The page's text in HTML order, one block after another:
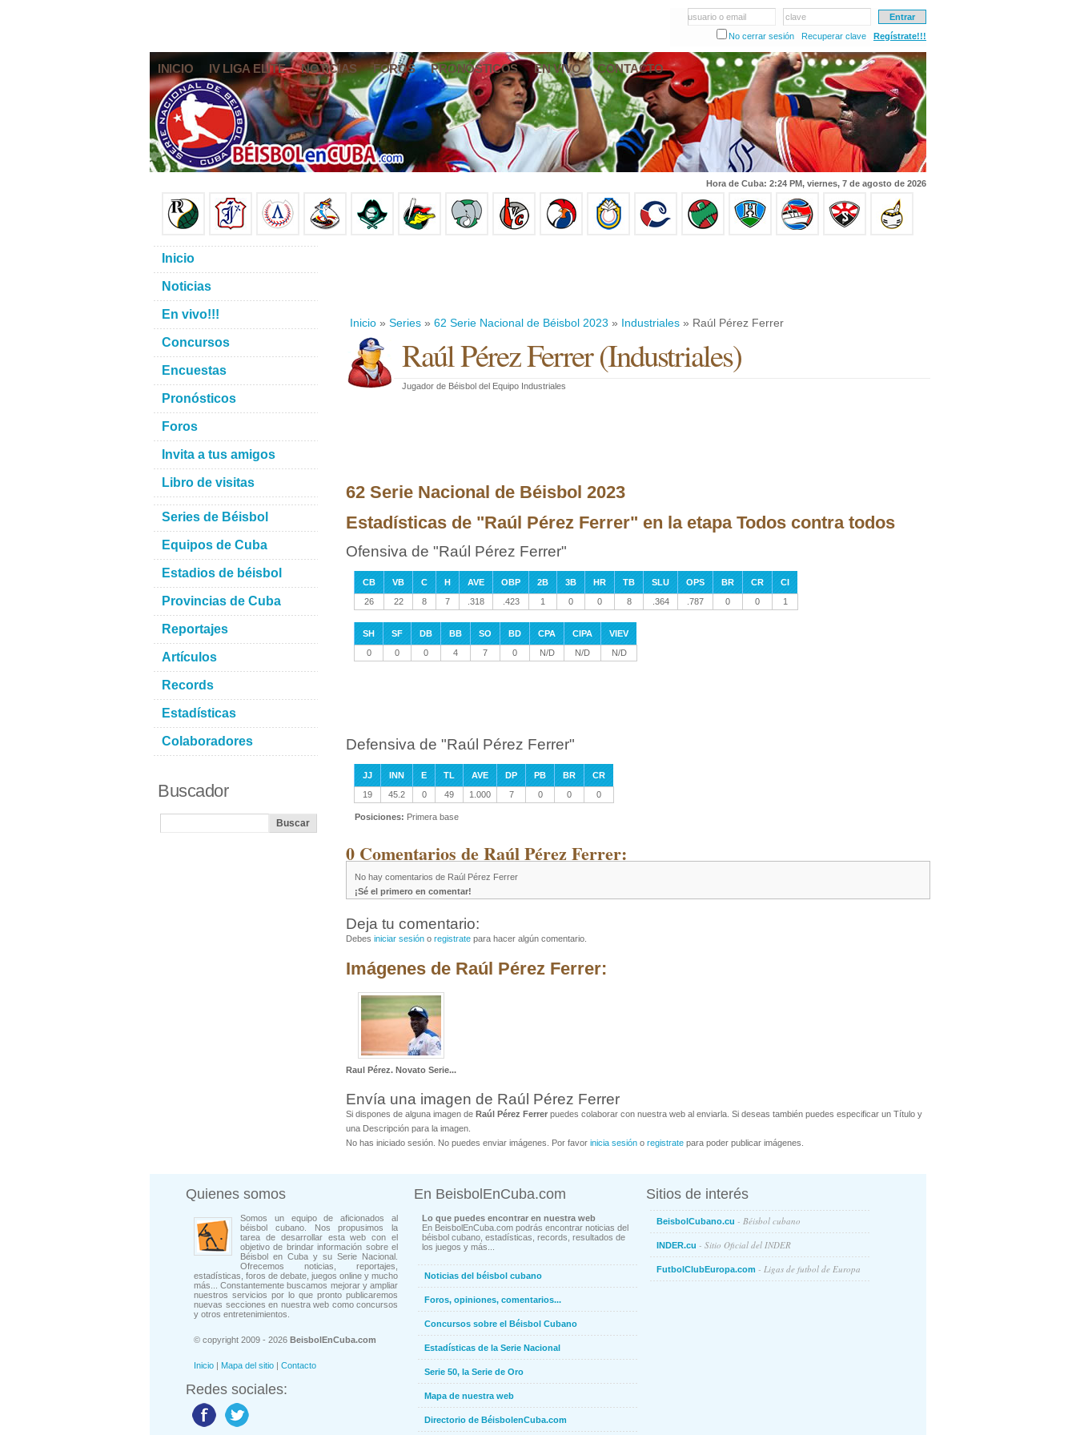
usuario o email
clave
No cerrar sesión
Recuperar clave Regístrate!!!
INICIO IV LIGA ELITE NOTICIAS FOROS PRONÓSTICOS EN VIVO CONTACTO
Hora de Cuba: 2:24 PM, viernes, 7 de agosto de 2026
Inicio » Series » 62 Serie Nacional de Béisbol 2023 » Industriales » Raúl Pérez Ferrer
Raúl Pérez Ferrer(Industriales)
Jugador de Béisbol del Equipo Industriales
62 Serie Nacional de Béisbol 2023
Estadísticas de "Raúl Pérez Ferrer" en la etapa Todos contra todos
Ofensiva de "Raúl Pérez Ferrer"
CB VB C H AVE OBP 2B 3B HR TB SLU OPS BR CR
CI
26
22 8 7 .318 .423 1 0 0 8 .364 .787 0 0 1
SH SF DB BB SO BD CPA CIPA
VIEV
0
0 0 4 7 0 N/D N/D N/D
Defensiva de "Raúl Pérez Ferrer"
JJ INN E TL AVE DP PB BR
CR
19
45.2 0 49 1.000 7 0 0 0
Posiciones: Primera base
0 Comentarios de Raúl Pérez Ferrer:
No hay comentarios de Raúl Pérez Ferrer
¡Sé el primero en comentar!
Deja tu comentario:
Debes iniciar sesión o registrate para hacer algún comentario.
Imágenes de Raúl Pérez Ferrer:
Raul Pérez. Novato Serie...
Envía una imagen de Raúl Pérez Ferrer
Si dispones de alguna imagen de Raúl Pérez Ferrer puedes colaborar con nuestra web al enviarla. Si deseas también puedes especificar un Título y
una Descripción para la imagen.
No has iniciado sesión. No puedes enviar imágenes. Por favor inicia sesión o registrate para poder publicar imágenes.
Inicio
Noticias
En vivo!!!
Concursos
Encuestas
Pronósticos
Foros
Invita a tus amigos
Libro de visitas
Series de Béisbol
Equipos de Cuba
Estadios de béisbol
Provincias de Cuba
Reportajes
Artículos
Records
Estadísticas
Colaboradores
Buscador
Quienes somos
Somos un equipo de aficionados al
béisbol cubano. Nos propusimos la
tarea de desarrollar esta web con el
objetivo de brindar información sobre el
Béisbol en Cuba y su Serie Nacional.
Ofrecemos noticias, reportajes,
estadísticas, foros de debate, juegos online y mucho
más... Constantemente buscamos mejorar y ampliar
nuestros servicios por lo que pronto publicaremos
nuevas secciones en nuestra web como concursos
y otros entretenimientos.
© copyright 2009 - 2026 BeisbolEnCuba.com
Inicio | Mapa del sitio | Contacto
Redes sociales:
En BeisbolEnCuba.com
Lo que puedes encontrar en nuestra web
En BeisbolEnCuba.com podrás encontrar noticias del
béisbol cubano, estadísticas, records, resultados de
los juegos y más...
Noticias del béisbol cubano
Foros, opiniones, comentarios...
Concursos sobre el Béisbol Cubano
Estadísticas de la Serie Nacional
Serie 50, la Serie de Oro
Mapa de nuestra web
Directorio de BéisbolenCuba.com
Sitios de interés
BeisbolCubano.cu - Béisbol cubano
INDER.cu - Sitio Oficial del INDER
FutbolClubEuropa.com - Ligas de futbol de Europa